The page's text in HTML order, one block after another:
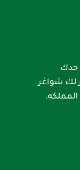
حدك
لك شواغر